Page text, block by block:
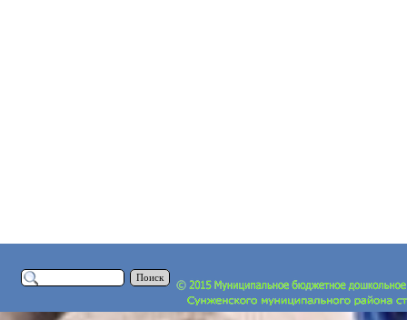
Поиск